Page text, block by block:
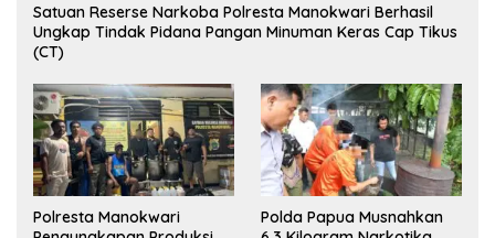
Satuan Reserse Narkoba Polresta Manokwari Berhasil
Ungkap Tindak Pidana Pangan Minuman Keras Cap Tikus
(CT)
Polresta Manokwari
Polda Papua Musnahkan